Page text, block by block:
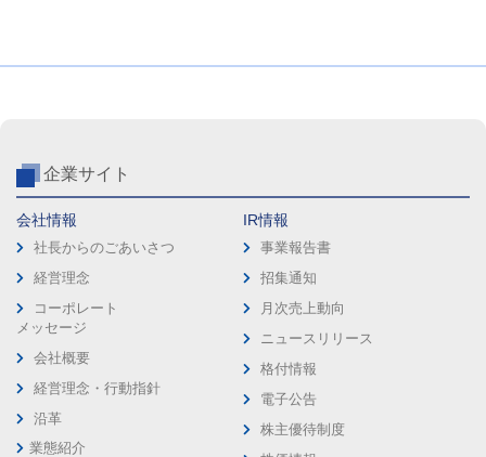
企業サイト
会社情報
社長からのごあいさつ
経営理念
コーポレート
メッセージ
会社概要
経営理念・行動指針
沿革
業態紹介
IR情報
事業報告書
招集通知
月次売上動向
ニュースリリース
格付情報
電子公告
株主優待制度